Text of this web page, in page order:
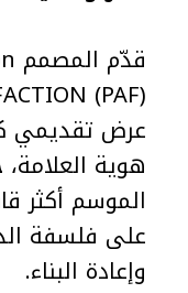
عرض تقديمي
هوية
الموسم أكثر
على فلسفة
وإعادة البناء.